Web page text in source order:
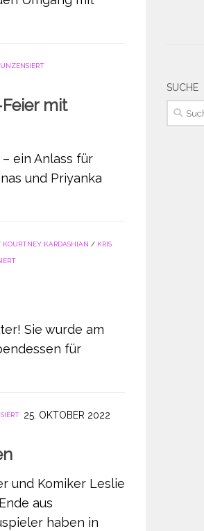
UNZENSIERT
mit
ein Anlass für
und Priyanka
KOURTNEY KARDASHIAN / KRIS
Sie wurde am
für
25. OKTOBER 2022
und Komiker Leslie
aus
haben in
SUCHE
Suchen
nach: